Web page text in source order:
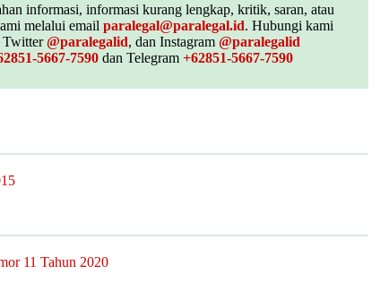
informasi, informasi kurang lengkap, kritik, saran, atau
melalui email paralegal@paralegal.id. Hubungi kami
Twitter@paralegalid, dan Instagram @paralegalid
5667-7590dan Telegram +62851-5667-7590
11 Tahun 2020